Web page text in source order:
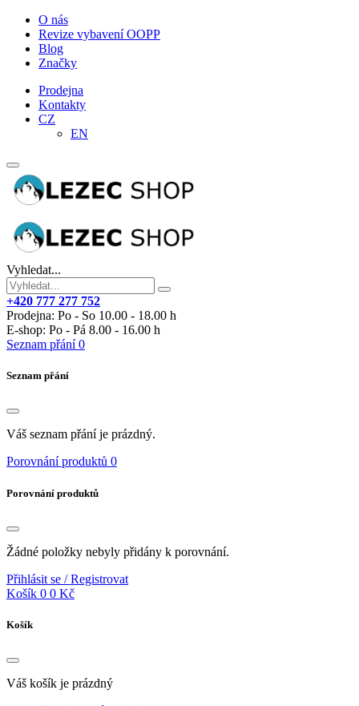
O nás
Revize vybavení OOPP
Blog
Značky
Prodejna
Kontakty
CZ
EN
Vyhledat...
+420 777 277 752
Prodejna: Po - So 10.00 - 18.00 h
E-shop: Po - Pá 8.00 - 16.00 h
Seznam přání 0
Seznam přání
Váš seznam přání je prázdný.
Porovnání produktů 0
Porovnání produktů
Žádné položky nebyly přidány k porovnání.
Přihlásit se / Registrovat
Košík 0 0 Kč
Košík
Váš košík je prázdný